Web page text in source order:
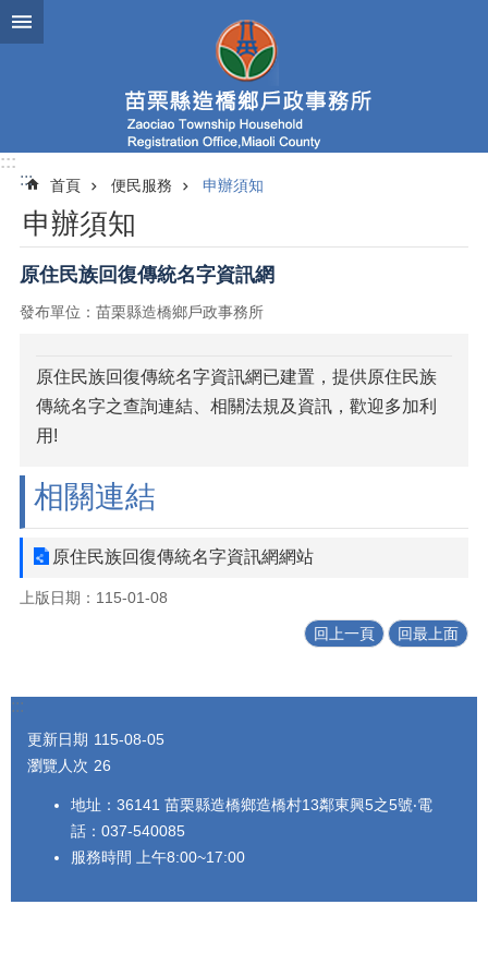
跳到主要內容區塊
:::
:::
首頁 便民服務 申辦須知
申辦須知
原住民族回復傳統名字資訊網
發布單位：苗栗縣造橋鄉戶政事務所
原住民族回復傳統名字資訊網已建置，提供原住民族
傳統名字之查詢連結、相關法規及資訊，歡迎多加利
用!
相關連結
原住民族回復傳統名字資訊網網站
上版日期：115-01-08
回上一頁 回最上面
:::
更新日期 115-08-05
瀏覽人次 26
地址：36141 苗栗縣造橋鄉造橋村13鄰東興5之5號‧電
話：037-540085
服務時間 上午8:00~17:00